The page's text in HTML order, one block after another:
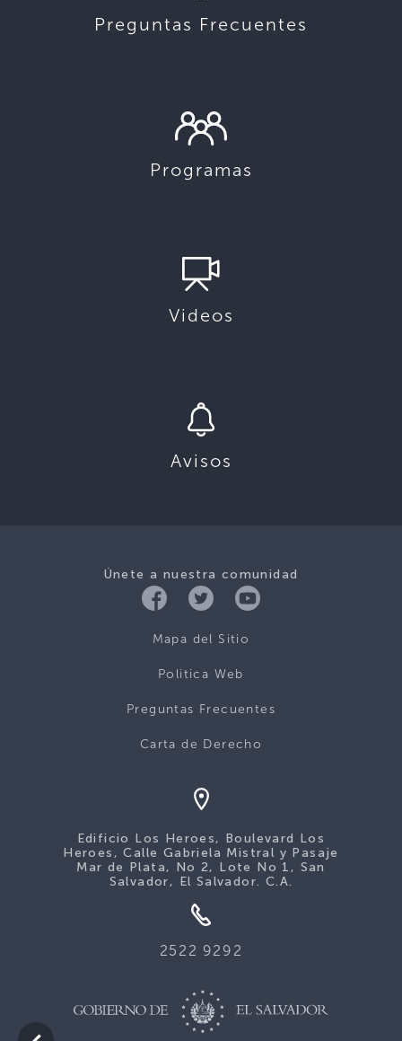
Preguntas Frecuentes
Programas
Videos
Avisos
Únete a nuestra comunidad
Mapa del Sitio
Politica Web
Preguntas Frecuentes
Carta de Derecho
Edificio Los Heroes, Boulevard Los
Heroes, Calle Gabriela Mistral y Pasaje
Mar de Plata, No 2, Lote No 1, San
Salvador, El Salvador. C.A.
2522 9292